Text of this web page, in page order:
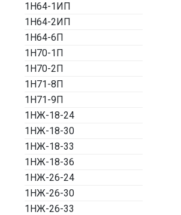
1Н64-1ИП
1Н64-2ИП
1Н64-6П
1Н70-1П
1Н70-2П
1Н71-8П
1Н71-9П
1НЖ-18-24
1НЖ-18-30
1НЖ-18-33
1НЖ-18-36
1НЖ-26-24
1НЖ-26-30
1НЖ-26-33